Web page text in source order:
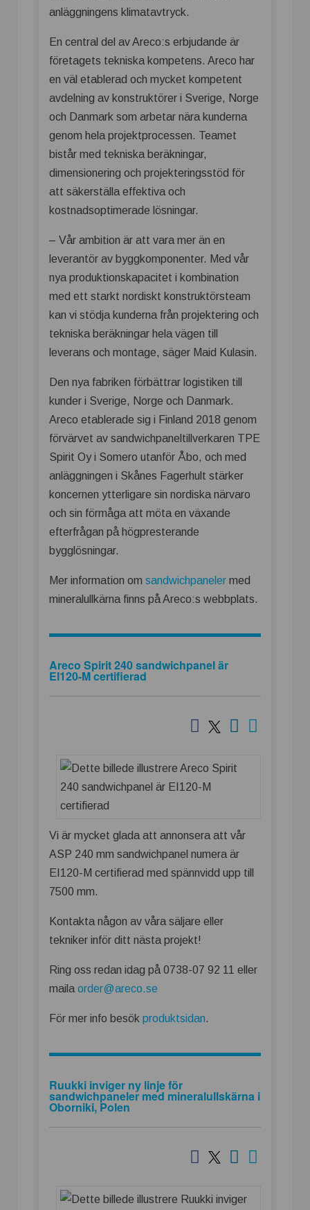
anläggningens klimatavtryck.
En central del av Areco:s erbjudande är
företagets tekniska kompetens. Areco har
en väl etablerad och mycket kompetent
avdelning av konstruktörer i Sverige, Norge
och Danmark som arbetar nära kunderna
genom hela projektprocessen. Teamet
bistår med tekniska beräkningar,
dimensionering och projekteringsstöd för
att säkerställa effektiva och
kostnadsoptimerade lösningar.
– Vår ambition är att vara mer än en
leverantör av byggkomponenter. Med vår
nya produktionskapacitet i kombination
med ett starkt nordiskt konstruktörsteam
kan vi stödja kunderna från projektering och
tekniska beräkningar hela vägen till
leverans och montage, säger Maid Kulasin.
Den nya fabriken förbättrar logistiken till
kunder i Sverige, Norge och Danmark.
Areco etablerade sig i Finland 2018 genom
förvärvet av sandwichpaneltillverkaren TPE
Spirit Oy i Somero utanför Åbo, och med
anläggningen i Skånes Fagerhult stärker
koncernen ytterligare sin nordiska närvaro
och sin förmåga att möta en växande
efterfrågan på högpresterande
bygglösningar.
Mer information om sandwichpaneler med
mineralullkärna finns på Areco:s webbplats.
Areco Spirit 240 sandwichpanel är
EI120-M certifierad
Vi är mycket glada att annonsera att vår
ASP 240 mm sandwichpanel numera är
EI120-M certifierad med spännvidd upp till
7500 mm.
Kontakta någon av våra säljare eller
tekniker inför ditt nästa projekt!
Ring oss redan idag på 0738-07 92 11 eller
maila order@areco.se
För mer info besök produktsidan.
Ruukki inviger ny linje för
sandwichpaneler med mineralullskärna i
Oborniki, Polen